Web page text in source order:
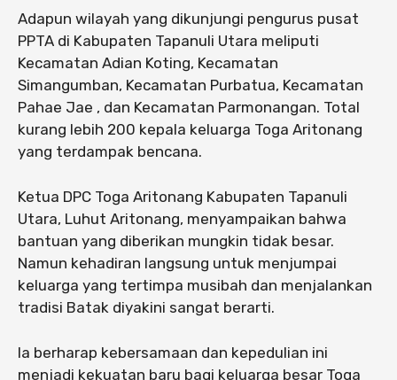
Adapun wilayah yang dikunjungi pengurus pusat
PPTA di Kabupaten Tapanuli Utara meliputi
Kecamatan Adian Koting, Kecamatan
Simangumban, Kecamatan Purbatua, Kecamatan
Pahae Jae , dan Kecamatan Parmonangan. Total
kurang lebih 200 kepala keluarga Toga Aritonang
yang terdampak bencana.
Ketua DPC Toga Aritonang Kabupaten Tapanuli
Utara, Luhut Aritonang, menyampaikan bahwa
bantuan yang diberikan mungkin tidak besar.
Namun kehadiran langsung untuk menjumpai
keluarga yang tertimpa musibah dan menjalankan
tradisi Batak diyakini sangat berarti.
Ia berharap kebersamaan dan kepedulian ini
menjadi kekuatan baru bagi keluarga besar Toga